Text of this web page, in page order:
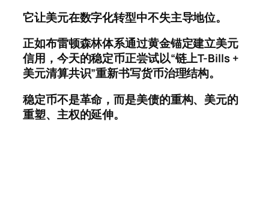
它让美元在数字化转型中不失主导地位。
正如布雷顿森林体系通过黄金锚定建立美元
信用，今天的稳定币正尝试以“链上T-Bills +
美元清算共识”重新书写货币治理结构。
稳定币不是革命，而是美债的重构、美元的
重塑、主权的延伸。